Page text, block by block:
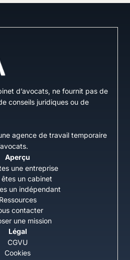
d’avocats, ne fournit pas de
conseils juridiques ou de
agence de travail temporaire
Aperçu
une entreprise
êtes un cabinet
un indépendant
Ressources
contacter
une mission
Légal
CGVU
Cookies